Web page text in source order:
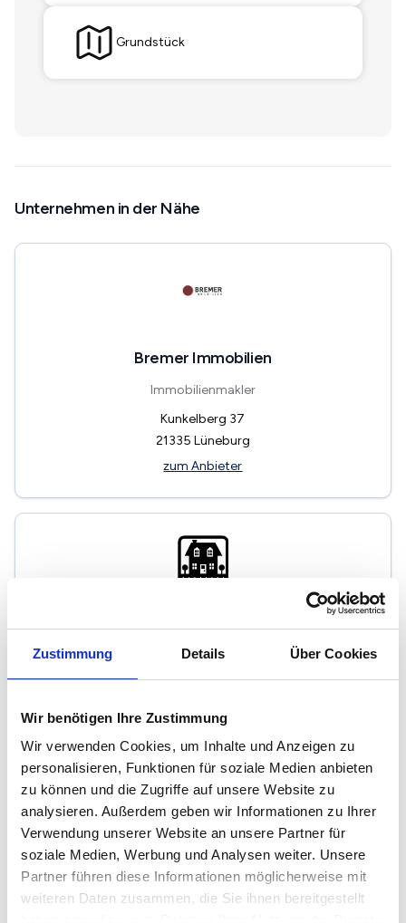
Zustimmung Details Über Cookies
Wir benötigen Ihre Zustimmung
Wir verwenden Cookies, um Inhalte und Anzeigen zu
personalisieren, Funktionen für soziale Medien anbieten
zu können und die Zugriffe auf unsere Website zu
analysieren. Außerdem geben wir Informationen zu Ihrer
Verwendung unserer Website an unsere Partner für
soziale Medien, Werbung und Analysen weiter. Unsere
Partner führen diese Informationen möglicherweise mit
weiteren Daten zusammen, die Sie ihnen bereitgestellt
Grundstück
Unternehmen in der Nähe
Bremer Immobilien
Immobilienmakler
Kunkelberg 37
21335 Lüneburg
zum Anbieter
Immo-Menke
Immobilienmakler
29646
Löffler Immobilien